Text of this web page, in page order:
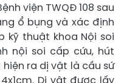
viện TWQĐ 108 sau
ổ bụng và xác định
kỹ thuật khoa Nội soi
nội soi cấp cứu, hút
ra dị vật là cầu sứ